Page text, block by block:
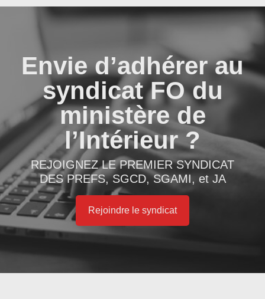
Envie d’adhérer au
syndicat FO du
ministère de
l’Intérieur ?
REJOIGNEZ LE PREMIER SYNDICAT
DES PREFS, SGCD, SGAMI, et JA
Rejoindre le syndicat